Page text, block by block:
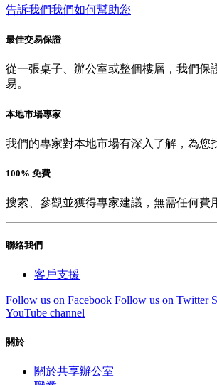
告訴我們我們如何幫助您
最佳交易保證
從一張桌子、辦公室或整個樓層，我們保
易。
本地市場專家
我們的專家對本地市場有深入了解，為您
100% 免費
搜索、參觀並獲得專家建議，無需任何費
聯絡我們
客戶支援
Follow us on Facebook Follow us on Twitter
YouTube channel
關於
關於共享辦公室